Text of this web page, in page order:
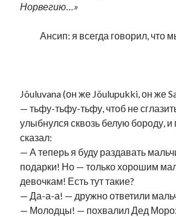
Норвегию…»
Ансип: я всегда говорил, что
Jõuluvana (он же Jõulupukki, он же
— тьфу-тьфу-тьфу, чтоб не
улыбнулся сквозь белую бороду, и
сказал:
— А теперь я буду раздавать
подарки! Но — только хорошим
девочкам! Есть тут такие?
— Да-а-а! — дружно ответили
— Молодцы! — похвалил Дед